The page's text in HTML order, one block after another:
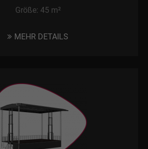
Größe: 45 m²
MEHR DETAILS